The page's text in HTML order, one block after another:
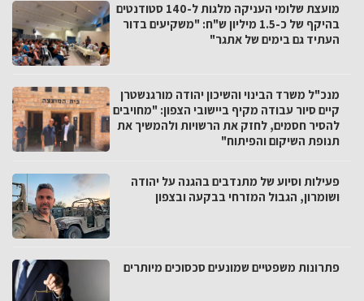
מועצת שלומי העניקה מלגות ל-140 סטודנטים
בהיקף של כ-1.5 מיליון ש"ח: "משקיעים בדור
העתיד גם בימים של אתגר"
מנכ"ל משרד הבינוי והשיכון יהודה מורגנשטרן
קיים סיור עבודה מקיף ביישובי הצפון: "מחויבים
להסיר חסמים, לחזק את הרשויות ולהמשיך את
תנופת השיקום והפיתוח"
פעילות וסיוע של מתנדבים בהגנה על יהודה
ושומרון, הגבול המזרחי בבקעה ובצפון
פתרונות משפטיים שמונעים סכסוכים מיותרים